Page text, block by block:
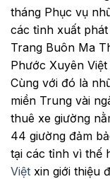
tháng Phục vụ
các tỉnh xuất
Trang Buôn Ma
Phước Xuyên
Cùng với đó là
miền Trung vài
thuê xe giường
44 giường đảm
tại các tỉnh vì thế
Việt xin giới thiệu